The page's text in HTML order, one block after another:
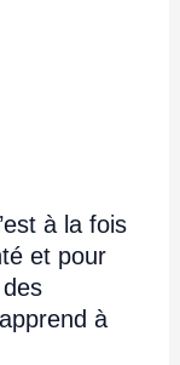
à la fois
et pour
des
à